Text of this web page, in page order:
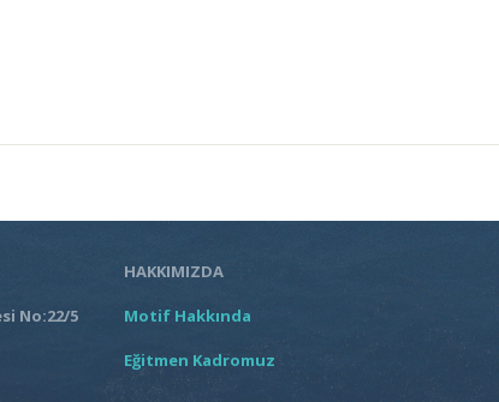
No:22/5
HAKKIMIZDA
Motif Hakkında
Eğitmen Kadromuz